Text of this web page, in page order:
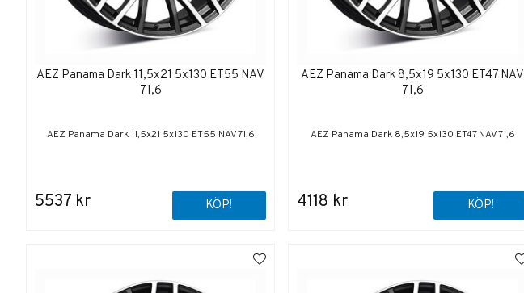
AEZ Panama Dark 11,5x21 5x130 ET55 NAV
71,6
AEZ Panama Dark 11,5x21 5x130 ET55 NAV 71,6
5537 kr KÖP!
AEZ Panama Dark 8,5x19 5x130 ET47 NAV
71,6
AEZ Panama Dark 8,5x19 5x130 ET47 NAV 71,6
4118 kr KÖP!